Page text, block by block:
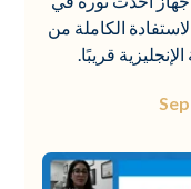
الكاملة من
قريبًا.